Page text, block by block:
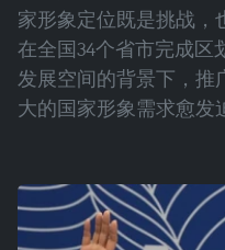
家形象定位既是挑战，
在全国34个省市完成区
发展空间的背景下，推
大的国家形象需求愈发